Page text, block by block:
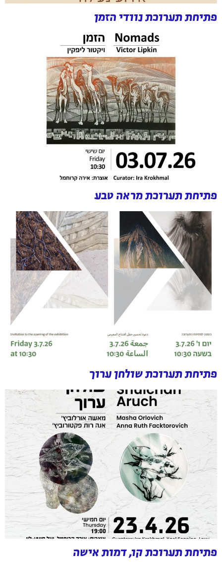
פתיחת תערוכת נוודי הזמן
פתיחת תערוכת מראה טבע
פתיחת תערוכת שולחן ערוך
פתיחת תערוכת קו, דמות אישה